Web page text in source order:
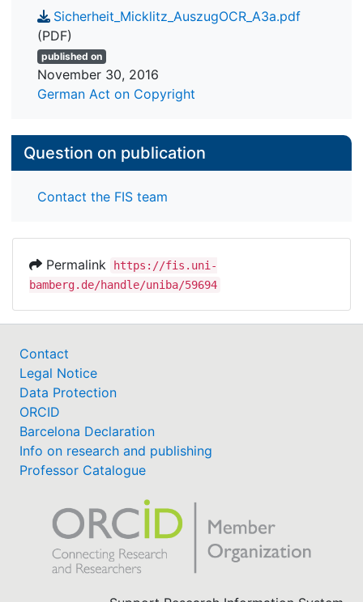
Sicherheit_Micklitz_AuszugOCR_A3a.pdf
(PDF)
published on
November 30, 2016
German Act on Copyright
Question on publication
Contact the FIS team
Permalink
https://fis.uni-
bamberg.de/handle/uniba/59694
Contact
Legal Notice
Data Protection
ORCID
Barcelona Declaration
Info on research and publishing
Professor Catalogue